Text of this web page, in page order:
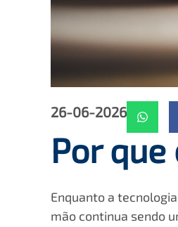
26-06-2026
Por
Enquanto a
mão continua sendo